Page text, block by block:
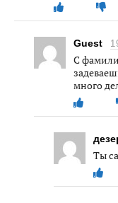
Guest
С
много
Ты